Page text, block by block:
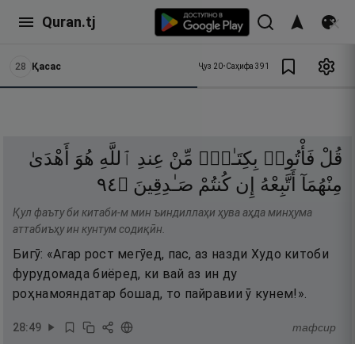
Quran.tj
28 Қасас Ҷуз 20•Саҳифа 391
قُلْ فَأْتُوا۟ بِكِتَـٰبٍۢ مِّنْ عِندِ ٱللَّهِ هُوَ
أَهْدَىٰ
مِنْهُمَآ أَتَّبِعْهُ إِن كُنتُمْ صَـٰدِقِينَ ۝٤٩
Қул фаъту би китаби-м мин ъиндиллаҳи ҳува аҳда минҳума
аттабиъҳу ин кунтум содиқӣн.
Бигӯ: «Агар рост мегӯед, пас, аз назди Худо китоби
фурудомада биёред, ки вай аз ин ду
роҳнамояндатар бошад, то пайравии ӯ кунем!».
28:49 тафсир